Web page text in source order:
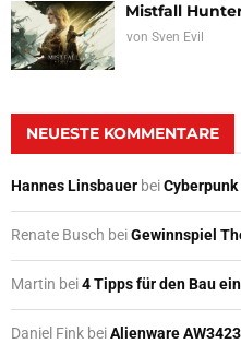
Mistfall
von Sven Evil
NEUESTE KOMMENTARE
Hannes Linsbauer bei
Renate Busch beiGewinnspiel
Martin bei4 Tipps für den Bau
Daniel Fink beiAlienware